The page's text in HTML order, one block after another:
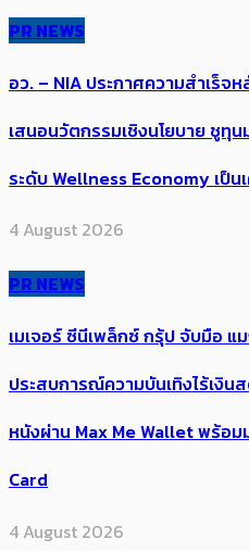
PR NEWS
อว. – NIA ประกาศความสำเร็จ
เสนอนวัตกรรมเชิงนโยบาย ชูทุ
ระดับ Wellness Economy เป็น
4 August 2026
PR NEWS
เมเจอร์ ซีนีเพล็กซ์ กรุ้ป จับมือ แ
ประสบการณ์ความบันเทิงไร้เงิน
หนังผ่าน Max Me Wallet พร้อ
Card
4 August 2026